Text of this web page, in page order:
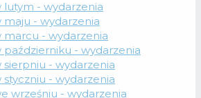
lutym - wydarzenia
maju - wydarzenia
marcu - wydarzenia
październiku - wydarzenia
sierpniu - wydarzenia
styczniu - wydarzenia
wrześniu - wydarzenia